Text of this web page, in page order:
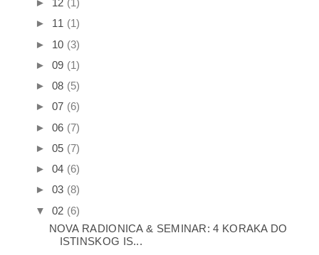
► 12 (1)
► 11 (1)
► 10 (3)
► 09 (1)
► 08 (5)
► 07 (6)
► 06 (7)
► 05 (7)
► 04 (6)
► 03 (8)
▼
02 (6)
NOVA RADIONICA & SEMINAR: 4 KORAKA DO
ISTINSKOG IS...